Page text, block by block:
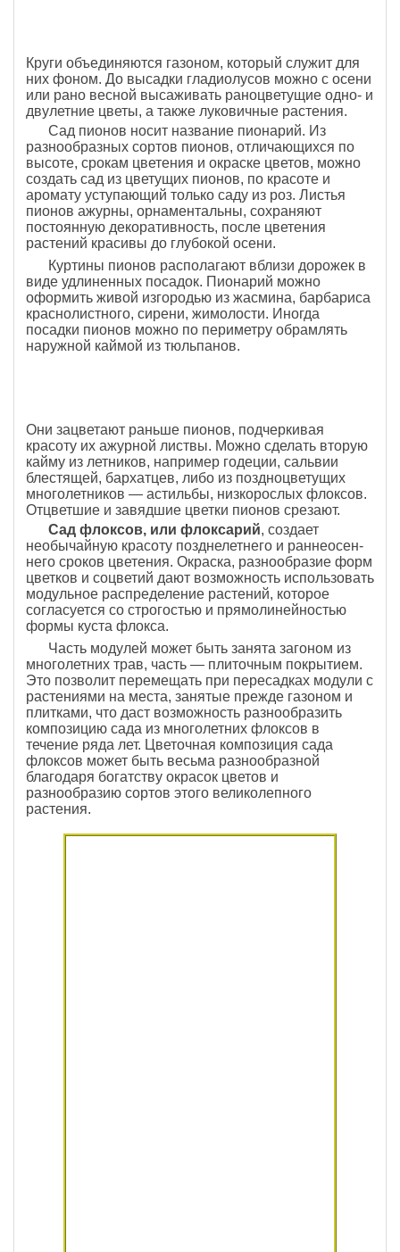
Круги объединяются газоном, который служит для
них фоном. До высадки гладиолусов можно с осени
или рано весной высаживать раноцветущие одно- и
двулетние цветы, а также луковичные растения.
Сад пионов носит название пионарий. Из
разнообразных сортов пионов, отличающихся по
высоте, срокам цветения и окраске цветов, можно
создать сад из цветущих пионов, по красоте и
аромату уступающий только саду из роз. Листья
пионов ажурны, орнаментальны, сохраняют
постоянную декоративность, после цветения
растений красивы до глубокой осени.
Куртины пионов располагают вблизи дорожек в
виде удлиненных посадок. Пионарий можно
оформить живой изгородью из жасмина, барбариса
краснолистного, сирени, жимолости. Иногда
посадки пионов можно по периметру обрамлять
наружной каймой из тюльпанов.
Они зацветают раньше пионов, подчеркивая
красоту их ажурной листвы. Можно сделать вторую
кайму из летников, например годеции, сальвии
блестящей, бархатцев, либо из поздноцветущих
многолетников — астильбы, низкорослых флоксов.
Отцветшие и завядшие цветки пионов срезают.
Сад флоксов, или флоксарий, создает
необычайную красоту позднелетнего и раннеосен-
него сроков цветения. Окраска, разнообразие форм
цветков и соцветий дают возможность использовать
модульное распределение растений, которое
согласуется со строгостью и прямолинейностью
формы куста флокса.
Часть модулей может быть занята загоном из
многолетних трав, часть — плиточным покрытием.
Это позволит перемещать при пересадках модули с
растениями на места, занятые прежде газоном и
плитками, что даст возможность разнообразить
композицию сада из многолетних флоксов в
течение ряда лет. Цветочная композиция сада
флоксов может быть весьма разнообразной
благодаря богатству окрасок цветов и
разнообразию сортов этого великолепного
растения.